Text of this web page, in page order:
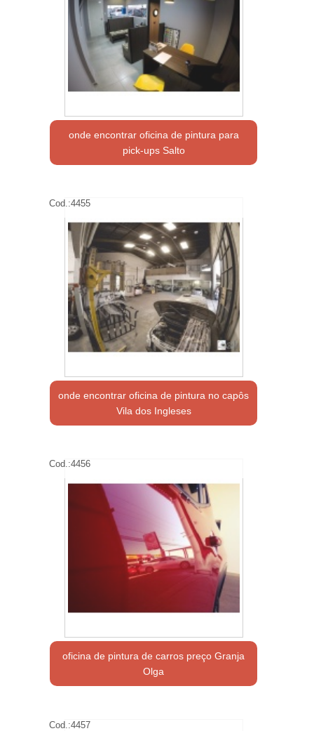
onde encontrar oficina de pintura para
pick-ups Salto
Cod.:4455
onde encontrar oficina de pintura no capôs
Vila dos Ingleses
Cod.:4456
oficina de pintura de carros preço Granja
Olga
Cod.:4457